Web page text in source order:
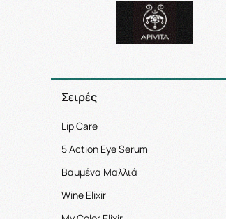
Σειρές
Lip Care
5 Action Eye Serum
Βαμμένα Μαλλιά
Wine Elixir